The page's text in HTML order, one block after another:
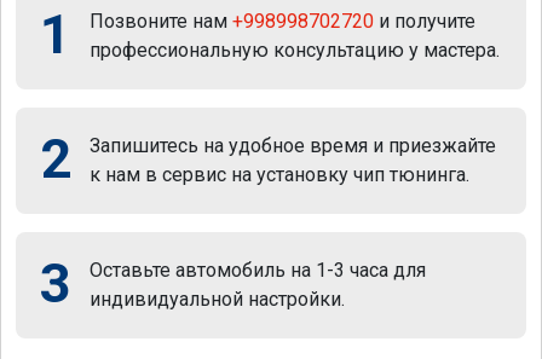
1 Позвоните нам +998998702720 и получите
профессиональную консультацию у мастера.
2
Запишитесь на удобное время и приезжайте
к нам в сервис на установку чип тюнинга.
3
Оставьте автомобиль на 1-3 часа для
индивидуальной настройки.